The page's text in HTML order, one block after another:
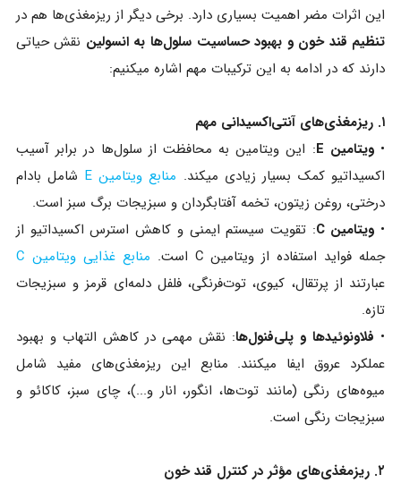
این اثرات مضر اهمیت بسیاری دارد. برخی دیگر از ریزمغذی‌ها هم در
تنظیم قند خون و بهبود حساسیت سلول‌ها به انسولین نقش حیاتی
دارند که در ادامه به این ترکیبات مهم اشاره میکنیم:
۱. ریزمغذی‌های آنتی‌اکسیدانی مهم
•ویتامین E
: این ویتامین به محافظت از سلول‌ها در برابر آسیب
اکسیداتیو کمک بسیار زیادی میکند. منابع ویتامین E
شامل بادام
درختی، روغن زیتون، تخمه آفتابگردان و سبزیجات برگ سبز است.
• ویتامین C : تقویت سیستم ایمنی و کاهش استرس اکسیداتیو از
جمله فواید استفاده از ویتامین C است.
منابع غذایی ویتامین C
عبارتند از پرتقال، کیوی، توت‌فرنگی، فلفل دلمه‌ای قرمز و سبزیجات
تازه.
• فلاونوئیدها و پلی‌فنول‌ها: نقش مهمی در کاهش التهاب و بهبود
عملکرد عروق ایفا میکنند. منابع این ریزمغذی‌های مفید شامل
میوه‌های رنگی (مانند توت‌ها، انگور، انار و...)، چای سبز، کاکائو و
سبزیجات رنگی است.
۲. ریزمغذی‌های مؤثر در کنترل قند خون